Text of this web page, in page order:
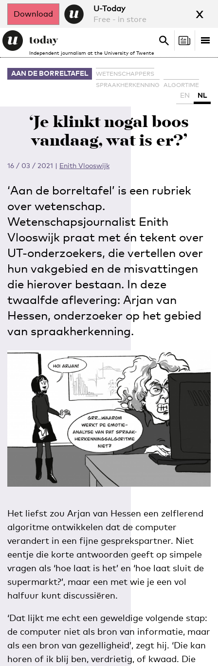
Download
U-Today
Free - in store
x
Independent journalism at the University of Twente
Search
Search
AAN DE BORRELTAFEL
WETENSCHAPPERS
SPRAAKHERKENNING
ALGORTIME
EN NL
‘Je klinkt nogal boos
vandaag, wat is er?’
16 / 03 / 2021 | Enith Vlooswijk
‘Aan de borreltafel’ is een rubriek
over wetenschap.
Wetenschapsjournalist Enith
Vlooswijk praat met én tekent over
UT-onderzoekers, die vertellen over
hun vakgebied en de misvattingen
die hierover bestaan. In deze
twaalfde aflevering: Arjan van
Hessen, onderzoeker op het gebied
van spraakherkenning.
Het liefst zou Arjan van Hessen een zelflerend
algoritme ontwikkelen dat de computer
verandert in een fijne gesprekspartner. Niet
eentje die korte antwoorden geeft op simpele
vragen als ‘hoe laat is het’ en ‘hoe laat sluit de
supermarkt?’, maar een met wie je een vol
halfuur kunt discussiëren.
‘Dat lijkt me echt een geweldige volgende stap:
de computer niet als bron van informatie, maar
als een bron van gezelligheid’, zegt hij. ‘Die kan
horen of ik blij ben, verdrietig, of kwaad. Die